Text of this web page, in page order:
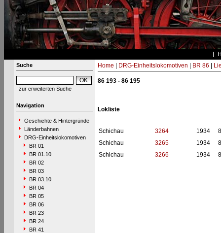
Suche
zur erweiterten Suche
Navigation
Geschichte & Hintergründe
Länderbahnen
DRG-Einheitslokomotiven
BR 01
BR 01.10
BR 02
BR 03
BR 03.10
BR 04
BR 05
BR 06
BR 23
BR 24
BR 41
Home DRG-Einheitslokomotiven BR 86
86 193 - 86 195
Lokliste
Schichau 3264 1934
Schichau
3265 1934
Schichau
3266 1934